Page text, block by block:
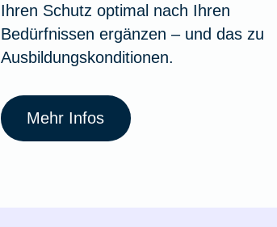
Ihren Schutz optimal nach Ihren
Bedürfnissen ergänzen – und das zu
Ausbildungskonditionen.
Mehr Infos